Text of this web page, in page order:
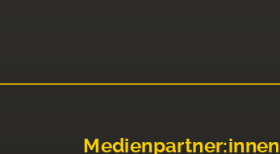
Medienpartner:innen